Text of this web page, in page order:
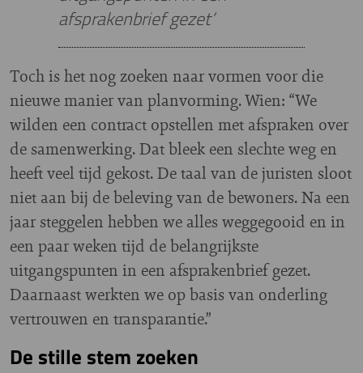
afsprakenbrief gezet’
Toch is het nog zoeken naar vormen voor die
nieuwe manier van planvorming. Wien: “We
wilden een contract opstellen met afspraken over
de samenwerking. Dat bleek een slechte weg en
heeft veel tijd gekost. De taal van de juristen sloot
niet aan bij de beleving van de bewoners. Na een
jaar steggelen hebben we alles weggegooid en in
een paar weken tijd de belangrijkste
uitgangspunten in een afsprakenbrief gezet.
Daarnaast werkten we op basis van onderling
vertrouwen en transparantie.”
De stille stem zoeken